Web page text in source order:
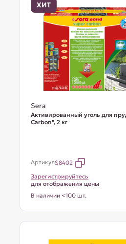
ХИТ
Sera
Активированный уголь для
Carbon", 2 кг
АртикулS8402
Зарегистрируйтесь
для отображения цены
В наличии <100 шт.